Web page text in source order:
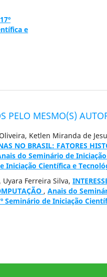
e
PELO MESMO(S)
Ketlen Miranda de
NO BRASIL: FATORES
do Seminário de
Iniciação Científica e
Uyara Ferreira Silva,
, Anais do
Seminário de Iniciação